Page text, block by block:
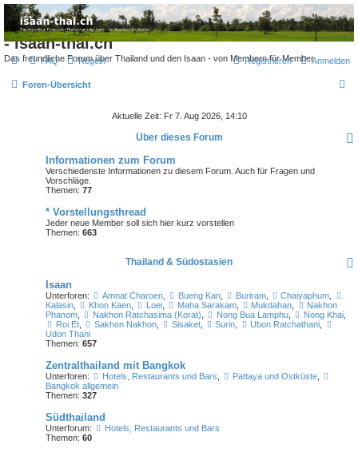
Thailand & Isaan Forum
- isaan-thai.ch
Das freundliche Forum über Thailand und den Isaan - von Membern für Member
FAQ Regeln Anmelden
Registrieren
Foren-Übersicht
h
Aktuelle Zeit: Fr 7. Aug 2026, 14:10
Über dieses Forum
Informationen zum Forum
Verschiedenste Informationen zu diesem Forum. Auch für Fragen und
Vorschläge.
Themen: 77
* Vorstellungsthread
Jeder neue Member soll sich hier kurz vorstellen
Themen: 663
Thailand & Südostasien
Isaan
Unterforen: Amnat Charoen, Bueng Kan, Buriram, Chaiyaphum
Kalasin
Khon Kaen, Loei, Maha Sarakam, Mukdahan
Nakhon
Phanom
Nakhon Ratchasima (Korat) Nong Bua Lamphu, Nong Khai,
Roi Et, Sakhon Nakhon, Sisaket, Surin Ubon Ratchathani
Udon Thani
Themen: 657
Zentralthailand mit Bangkok
Unterforen: Hotels, Restaurants und Bars Pattaya und Ostküste,
Bangkok allgemein
Themen: 327
Südthailand
Unterforum:
Hotels, Restaurants und Bars
Themen: 60